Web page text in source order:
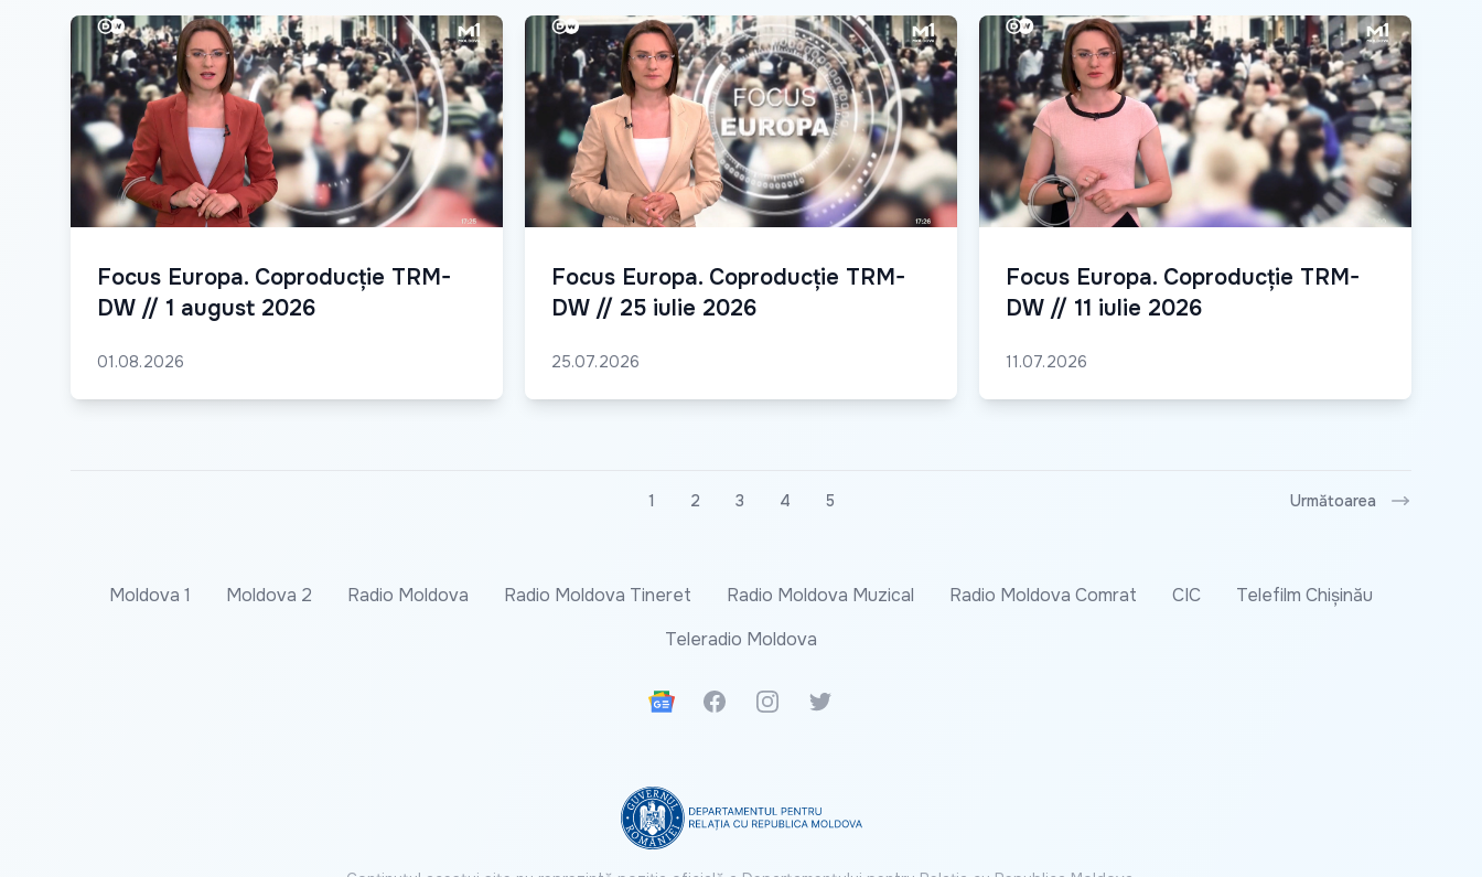
Focus Europa. Coproducție TRM-
DW // 1 august 2026
01.08.2026
Focus Europa. Coproducție TRM-
DW // 25 iulie 2026
25.07.2026
Focus Europa. Coproducție TRM-
DW // 11 iulie 2026
11.07.2026
1 2 3 4 5 Următoarea
Moldova 1 Moldova 2 Radio Moldova Radio Moldova Tineret Radio Moldova Muzical Radio Moldova Comrat CIC
Telefilm Chișinău
Teleradio Moldova
Google News
FacebookInstagramTwitter